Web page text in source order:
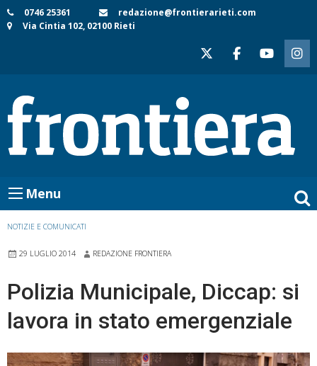
Skip
to
0746 25361
redazione@frontierarieti.com
Via Cintia 102, 02100 Rieti
Menu
NOTIZIE E COMUNICATI
29 LUGLIO 2014 REDAZIONE FRONTIERA
Polizia Municipale, Diccap: si
lavora in stato emergenziale